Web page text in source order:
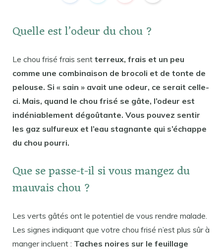
Quelle est l’odeur du chou ?
Le chou frisé frais sent terreux, frais et un peu
comme une combinaison de brocoli et de tonte de
pelouse. Si « sain » avait une odeur, ce serait celle-
ci. Mais, quand le chou frisé se gâte, l’odeur est
indéniablement dégoûtante. Vous pouvez sentir
les gaz sulfureux et l’eau stagnante qui s’échappe
du chou pourri.
Que se passe-t-il si vous mangez du
mauvais chou ?
Les verts gâtés ont le potentiel de vous rendre malade.
Les signes indiquant que votre chou frisé n’est plus sûr à
manger incluent : Taches noires sur le feuillage